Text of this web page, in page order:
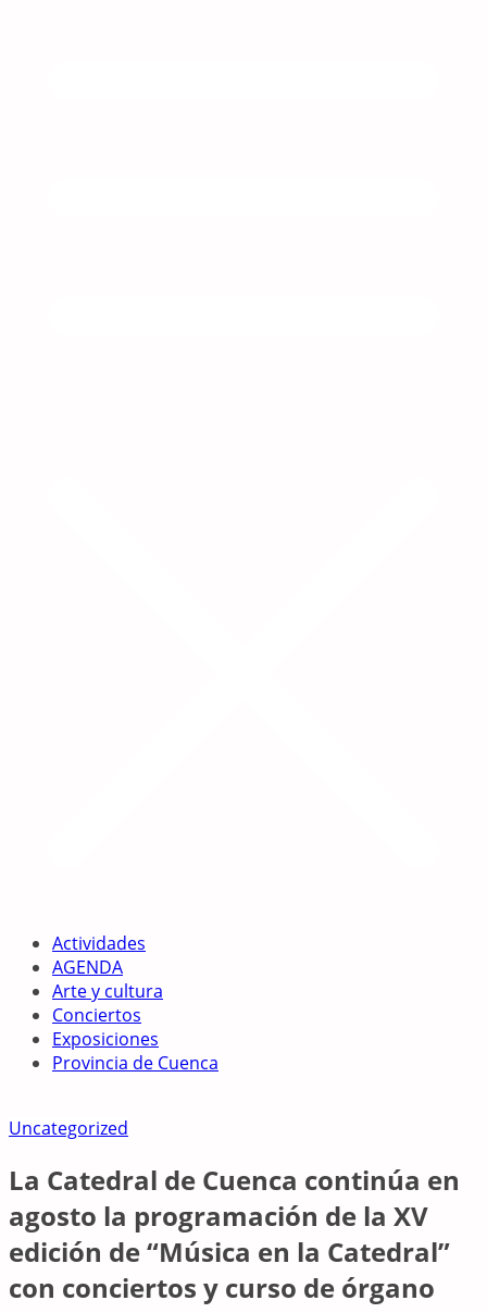
Actividades
AGENDA
Arte y cultura
Conciertos
Exposiciones
Provincia de Cuenca
Uncategorized
La Catedral de Cuenca continúa en
agosto la programación de la XV
edición de “Música en la Catedral”
con conciertos y curso de órgano